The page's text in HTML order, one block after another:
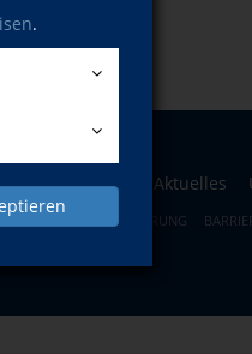
.
Programm Aktuelles
WIDERRUFSBELEHRUNG